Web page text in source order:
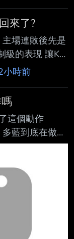
來了?
場連敗後先是
級的表現 讓KT
是不是回來
小時前
這個動作
藍到底在做什